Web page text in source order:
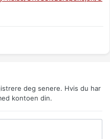
deg senere. Hvis du har
kontoen din.